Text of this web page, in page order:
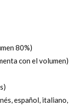
80%)
con el volumen)
español,